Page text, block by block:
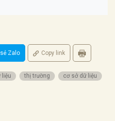
Zalo Copy link
liệu thị trường
cơ sở dữ liệu